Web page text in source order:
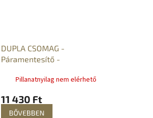
DUPLA CSOMAG -
Páramentesítő -
Pillanatnyilag nem elérhető
11 430 Ft
BŐVEBBEN